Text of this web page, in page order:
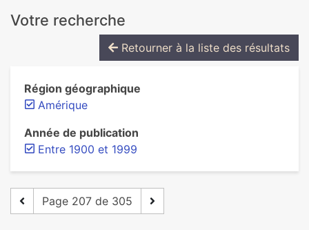
Votre recherche
Retourner à la liste des résultats
Région géographique
Amérique
Année de publication
Entre 1900 et 1999
Page 207 de 305